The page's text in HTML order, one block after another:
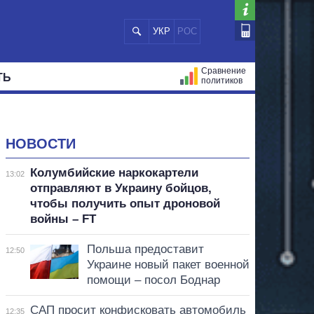
УКР РОС
Сравнение
политиков
НОВОСТИ
13:02
Колумбийские наркокартели
отправляют в Украину бойцов,
чтобы получить опыт дроновой
войны – FT
12:50
Польша предоставит
Украине новый пакет военной
помощи – посол Боднар
12:35
САП просит конфисковать автомобиль